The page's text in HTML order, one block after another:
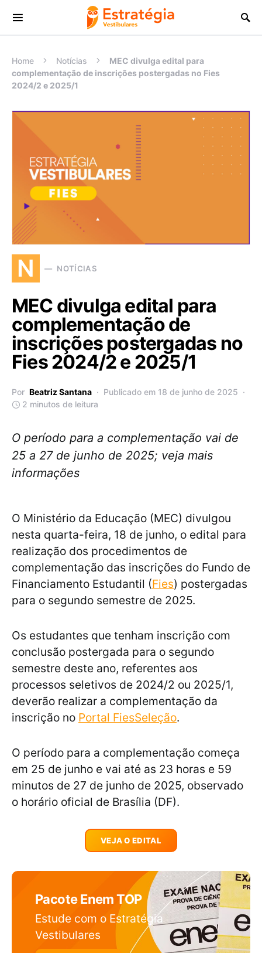
Procurar:
Home Notícias
MEC divulga edital para
complementação de inscrições postergadas no Fies
2024/2 e 2025/1
N NOTÍCIAS
MEC divulga edital para
complementação de
inscrições postergadas no
Fies 2024/2 e 2025/1
Por Beatriz Santana
Publicado em 18 de junho de 2025
2 minutos de leitura
O período para a complementação vai de
25 a 27 de junho de 2025; veja mais
informações
O Ministério da Educação (MEC) divulgou
nesta quarta-feira, 18 de junho, o edital para
realização dos procedimentos de
complementação das inscrições do Fundo de
Financiamento Estudantil (Fies) postergadas
para o segundo semestre de 2025.
Os estudantes que tenham inscrição com
conclusão postergada para o segundo
semestre deste ano, referentes aos
processos seletivos de 2024/2 ou 2025/1,
deverão realizar a complementação da
inscrição no Portal FiesSeleção.
O período para a complementação começa
em 25 de junho e vai até as 23 horas e 59
minutos de 27 de junho de 2025, observado
o horário oficial de Brasília (DF).
VEJA O EDITAL
Pacote Enem TOP
Estude com o Estratégia
Vestibulares